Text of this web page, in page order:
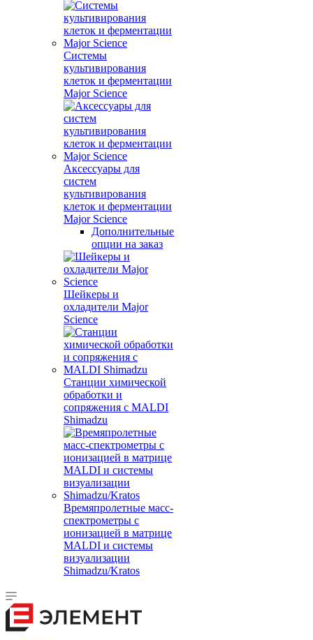
Системы
культивирования
клеток и ферментации
Major Science
Аксессуары для
систем
культивирования
клеток и ферментации
Major Science
Дополнительные
опции на заказ
Шейкеры и
охладители Major
Science
Станции химической
обработки и
сопряжения с MALDI
Shimadzu
Времяпролетные масс-
спектрометры с
ионизацией в матрице
MALDI и системы
визуализации
Shimadzu/Kratos